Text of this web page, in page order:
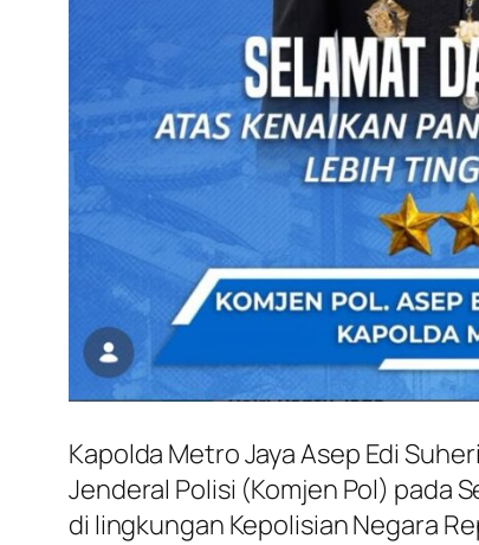
Kapolda Metro Jaya Asep Edi
Jenderal Polisi (Komjen Pol) pada
di lingkungan Kepolisian Negara